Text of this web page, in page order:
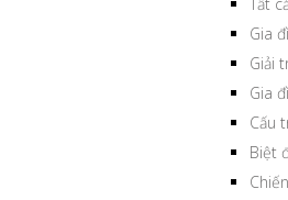
Gia
Giải
Gia
Cấu
Biệt